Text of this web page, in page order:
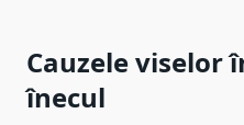
Cauzele viselor
înecul